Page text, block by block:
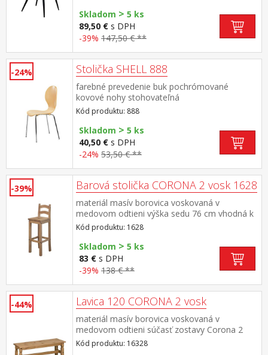
prednej časti 42 cm vhodná k stolu BERGEN
dub 4090
Skladom > 5 ks
89,50 € s DPH
-39% 147,50 € **
-24% Stolička SHELL 888
farebné prevedenie buk pochrómované
kovové nohy stohovateľná
Kód produktu: 888
Skladom > 5 ks
40,50 € s DPH
-24% 53,50 € **
-39% Barová stolička CORONA 2 vosk 1628
materiál masív borovica voskovaná v
medovom odtieni výška sedu 76 cm vhodná k
barovému stolu CORONA 2 vosk 16118
súčasť zostavy Corona 2
Kód produktu: 1628
Skladom > 5 ks
83 € s DPH
-39% 138 € **
-44% Lavica 120 CORONA 2 vosk
materiál masív borovica voskovaná v
medovom odtieni súčasť zostavy Corona 2
Kód produktu: 16328